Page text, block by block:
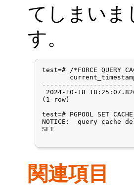
てしまいま
す。
test=# /*FORCE QUERY
2024-10-18
(1 row)
test=# PGPOOL SET
NOTICE:  query cache
SET
関連項目